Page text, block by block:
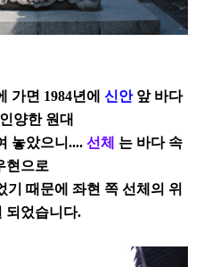
가면 1984년에 신안 앞 바다
양한 원대
놓았으니.... 선체 는 바다 속
현으로
기 때문에 좌현 쪽 선체의 위
되었습니다.